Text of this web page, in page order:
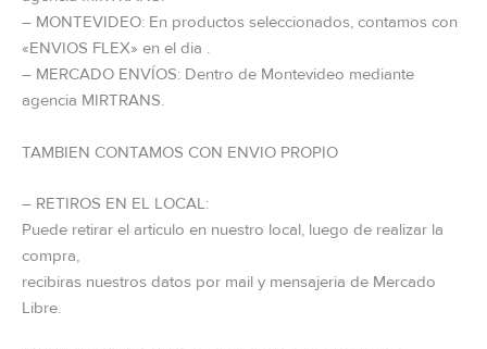
– MONTEVIDEO: En productos seleccionados, contamos con
«ENVIOS FLEX» en el dia .
– MERCADO ENVÍOS: Dentro de Montevideo mediante
agencia MIRTRANS.
TAMBIEN CONTAMOS CON ENVIO PROPIO
– RETIROS EN EL LOCAL:
Puede retirar el articulo en nuestro local, luego de realizar la
compra,
recibiras nuestros datos por mail y mensajeria de Mercado
Libre.